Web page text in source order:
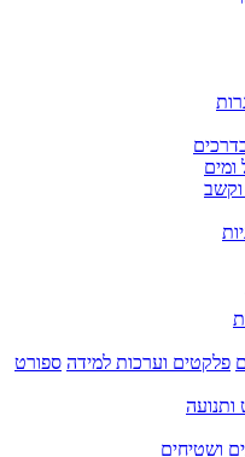
ומים
וקשב
פלקטים וערכות למידה ספורט
ותנועה
ושטיחים